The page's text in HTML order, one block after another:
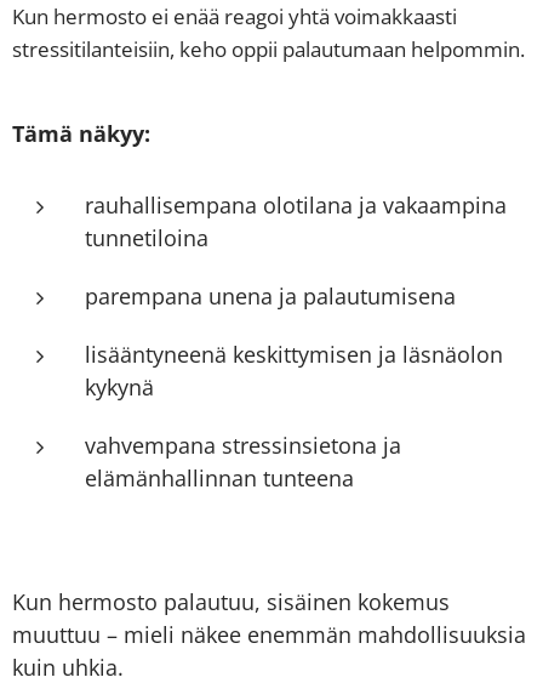
Kun hermosto ei enää reagoi yhtä voimakkaasti
stressitilanteisiin, keho oppii palautumaan helpommin.
Tämä näkyy:
rauhallisempana olotilana ja vakaampina
tunnetiloina
parempana unena ja palautumisena
lisääntyneenä keskittymisen ja läsnäolon
kykynä
vahvempana stressinsietona ja
elämänhallinnan tunteena
Kun hermosto palautuu, sisäinen kokemus
muuttuu – mieli näkee enemmän mahdollisuuksia
kuin uhkia.